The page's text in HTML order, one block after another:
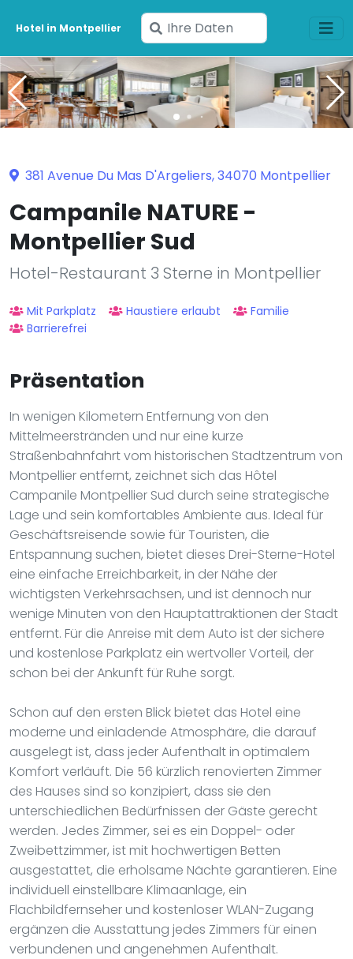
Hotel in Montpellier
Geben
Sie
Ihre
Daten
ein
381 Avenue Du Mas D'Argeliers, 34070 Montpellier
Campanile NATURE -
Montpellier Sud
Hotel-Restaurant 3 Sterne in Montpellier
Mit Parkplatz Haustiere erlaubt
Familie
Barrierefrei
Präsentation
In wenigen Kilometern Entfernung von den
Mittelmeerstränden und nur eine kurze
Straßenbahnfahrt vom historischen Stadtzentrum von
Montpellier entfernt, zeichnet sich das Hôtel
Campanile Montpellier Sud durch seine strategische
Lage und sein komfortables Ambiente aus. Ideal für
Geschäftsreisende sowie für Touristen, die
Entspannung suchen, bietet dieses Drei-Sterne-Hotel
eine einfache Erreichbarkeit, in der Nähe der
wichtigsten Verkehrsachsen, und ist dennoch nur
wenige Minuten von den Hauptattraktionen der Stadt
entfernt. Für die Anreise mit dem Auto ist der sichere
und kostenlose Parkplatz ein wertvoller Vorteil, der
schon bei der Ankunft für Ruhe sorgt.
Schon auf den ersten Blick bietet das Hotel eine
moderne und einladende Atmosphäre, die darauf
ausgelegt ist, dass jeder Aufenthalt in optimalem
Komfort verläuft. Die 56 kürzlich renovierten Zimmer
des Hauses sind so konzipiert, dass sie den
unterschiedlichen Bedürfnissen der Gäste gerecht
werden. Jedes Zimmer, sei es ein Doppel- oder
Zweibettzimmer, ist mit hochwertigen Betten
ausgestattet, die erholsame Nächte garantieren. Eine
individuell einstellbare Klimaanlage, ein
Flachbildfernseher und kostenloser WLAN-Zugang
ergänzen die Ausstattung jedes Zimmers für einen
verbundenen und angenehmen Aufenthalt.